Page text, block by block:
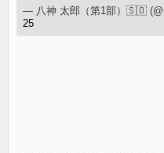
— 八神 太郎（第1部）🇸🇴
25